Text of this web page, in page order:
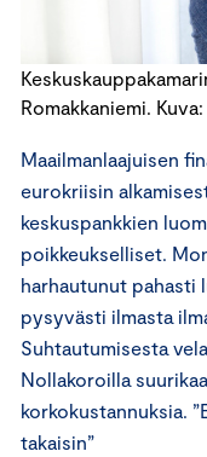
Romakkaniemi.
Maailmanlaajuisen
eurokriisin
keskuspankkien
poikkeukselliset.
harhautunut pahasti
pysyvästi ilmasta
Suhtautumisesta
Nollakoroilla
korkokustannuksia.
takaisin”